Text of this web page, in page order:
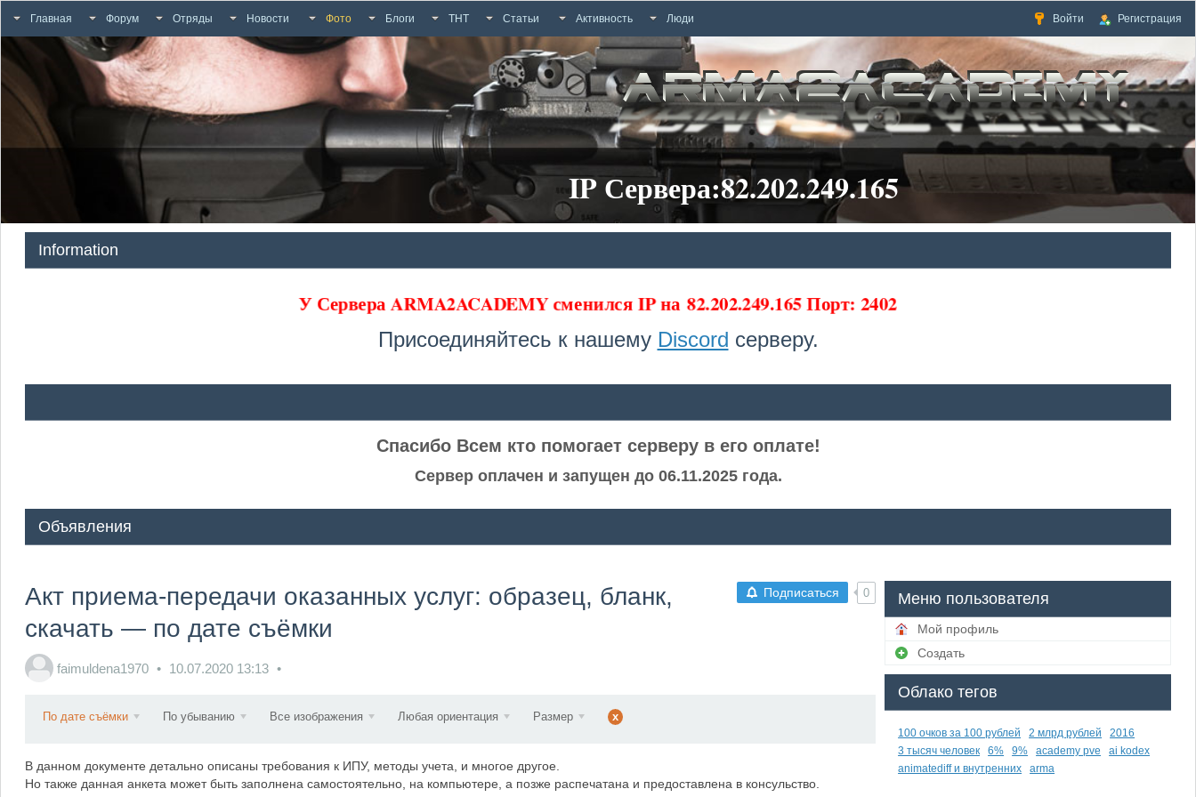
Главная Форум Отряды Новости Фото Блоги ТНТ Статьи Активность Люди Войти Регистрация
IP Сервера:82.202.249.165
Information
У Сервера ARMA2ACADEMY сменился IP на82.202.249.165 Порт: 2402
Присоединяйтесь к нашему Discord серверу.
Спасибо Всем кто помогает серверу в его оплате!
Сервер оплачен и запущен до 06.11.2025 года.
Объявления
Подписаться 0
Акт приема-передачи оказанных услуг: образец, бланк,
скачать — по дате съёмки
faimuldena1970 10.07.2020 13:13
По дате съёмки По убыванию Все изображения Любая ориентация Размер x
В данном документе детально описаны требования к ИПУ, методы учета, и многое другое.
Но также данная анкета может быть заполнена самостоятельно, на компьютере, а позже распечатана и предоставлена в консульство.
Меню пользователя
Мой профиль
Создать
Облако тегов
100 очков за 100 рублей 2 млрд рублей
2016
3 тысяч человек
6% 9% academy pve
ai kodex
animatediff и внутренних
arma